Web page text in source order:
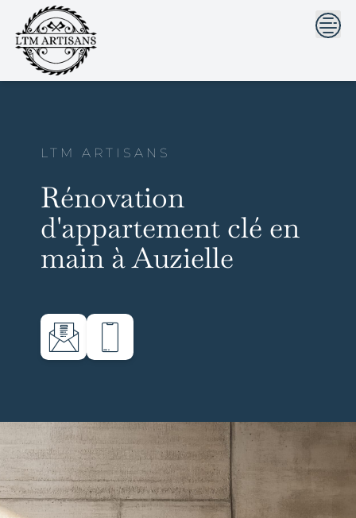
```html```
content
LTM ARTISANS
Rénovation
d'appartement clé en
main à Auzielle